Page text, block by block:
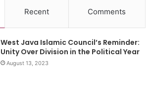
Recent Comments
West Java Islamic Council’s Reminder:
Unity Over Division in the Political Year
August 13, 2023